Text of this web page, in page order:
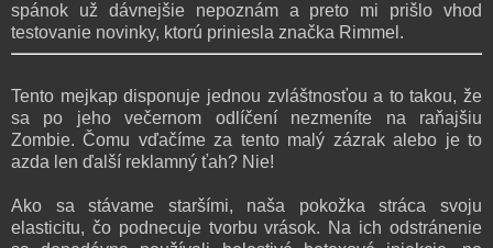
spánok už dávnejšie nepoznám a preto mi prišlo vhod
testovanie novinky, ktorú priniesla značka Rimmel.
Tento mejkap disponuje jednou zvláštnosťou a to takou, že
sa po jeho večernom odlíčení nezmeníte na raňajšiu
Zombie. Čomu vďačíme za tento malý zázrak alebo je to
azda len ďalší reklamný ťah? Nie!
Ako sa stávame staršími, naša pokožka stráca svoju
elasticitu, čo podnecuje tvorbu vrások. Na ich odstránenie